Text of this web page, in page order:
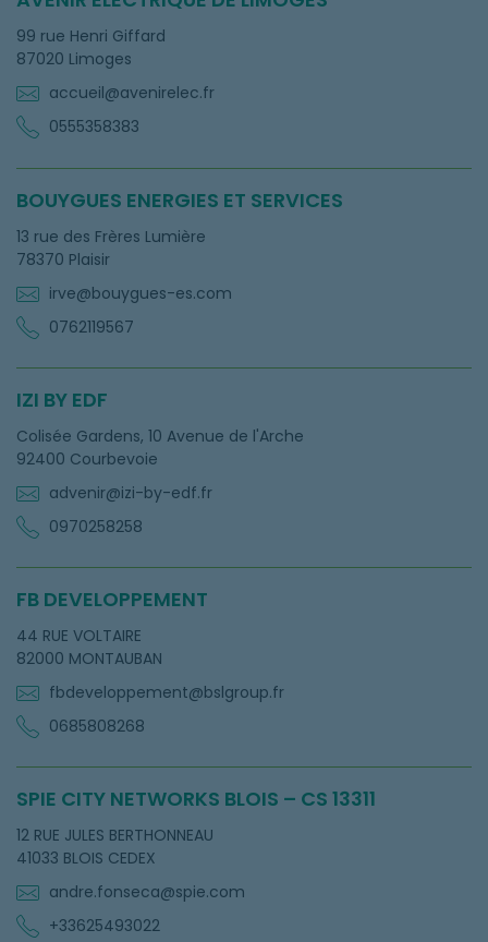
99 rue Henri Giffard
87020 Limoges
accueil@avenirelec.fr
0555358383
BOUYGUES ENERGIES ET SERVICES
13 rue des Frères Lumière
78370 Plaisir
irve@bouygues-es.com
0762119567
IZI BY EDF
Colisée Gardens, 10 Avenue de l'Arche
92400 Courbevoie
advenir@izi-by-edf.fr
0970258258
FB DEVELOPPEMENT
44 RUE VOLTAIRE
82000 MONTAUBAN
fbdeveloppement@bslgroup.fr
0685808268
SPIE CITY NETWORKS BLOIS – CS 13311
12 RUE JULES BERTHONNEAU
41033 BLOIS CEDEX
andre.fonseca@spie.com
+33625493022